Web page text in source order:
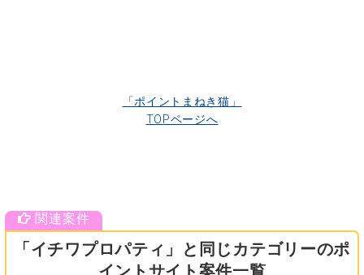
「ポイントまねき猫」
TOPページへ
「イチワプロパティ」と同じカテゴリーのポ
イントサイト案件一覧